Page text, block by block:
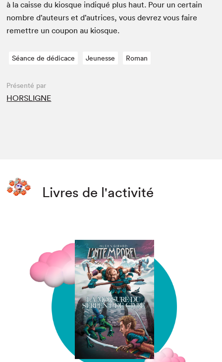
à la caisse du kiosque indiqué plus haut. Pour un cer­tain
nom­bre d’auteurs et d’autrices, vous devrez vous faire
remet­tre un coupon au kiosque.
Séance de dédicace Jeunesse Roman
Présenté par
HORSLIGNE
Livres de l'activité